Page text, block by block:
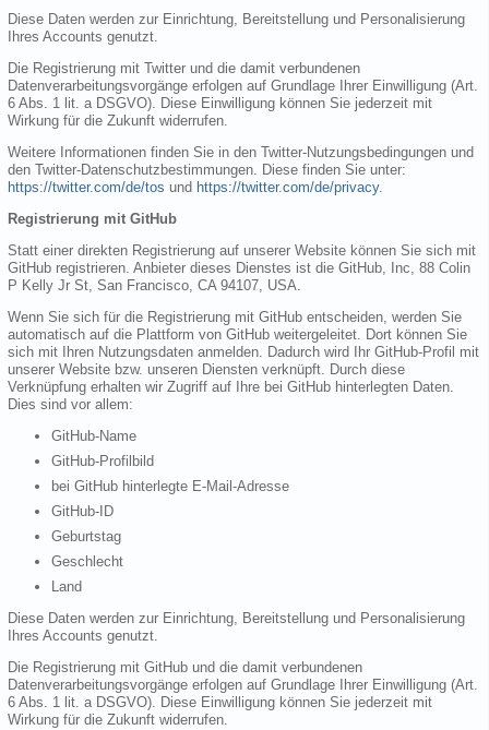
Diese Daten werden zur Einrichtung, Bereitstellung und Personalisierung
Ihres Accounts genutzt.
Die Registrierung mit Twitter und die damit verbundenen
Datenverarbeitungsvorgänge erfolgen auf Grundlage Ihrer Einwilligung (Art.
6 Abs. 1 lit. a DSGVO). Diese Einwilligung können Sie jederzeit mit
Wirkung für die Zukunft widerrufen.
Weitere Informationen finden Sie in den Twitter-Nutzungsbedingungen und
den Twitter-Datenschutzbestimmungen. Diese finden Sie unter:
https://twitter.com/de/tos und https://twitter.com/de/privacy.
Registrierung mit GitHub
Statt einer direkten Registrierung auf unserer Website können Sie sich mit
GitHub registrieren. Anbieter dieses Dienstes ist die GitHub, Inc, 88 Colin
P Kelly Jr St, San Francisco, CA 94107, USA.
Wenn Sie sich für die Registrierung mit GitHub entscheiden, werden Sie
automatisch auf die Plattform von GitHub weitergeleitet. Dort können Sie
sich mit Ihren Nutzungsdaten anmelden. Dadurch wird Ihr GitHub-Profil mit
unserer Website bzw. unseren Diensten verknüpft. Durch diese
Verknüpfung erhalten wir Zugriff auf Ihre bei GitHub hinterlegten Daten.
Dies sind vor allem:
GitHub-Name
GitHub-Profilbild
bei GitHub hinterlegte E-Mail-Adresse
GitHub-ID
Geburtstag
Geschlecht
Land
Diese Daten werden zur Einrichtung, Bereitstellung und Personalisierung
Ihres Accounts genutzt.
Die Registrierung mit GitHub und die damit verbundenen
Datenverarbeitungsvorgänge erfolgen auf Grundlage Ihrer Einwilligung (Art.
6 Abs. 1 lit. a DSGVO). Diese Einwilligung können Sie jederzeit mit
Wirkung für die Zukunft widerrufen.